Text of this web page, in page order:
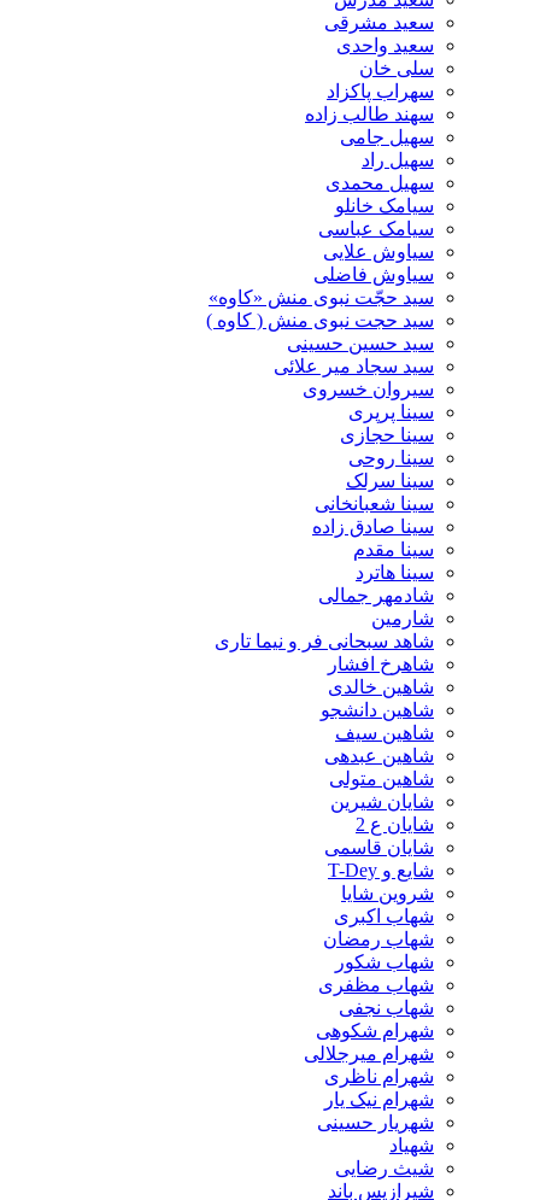
سعید مشرقی
سعید واحدی
سلی خان
سهراب پاکزاد
سهند طالب زاده
سهیل جامی
سهیل راد
سهیل محمدی
سیامک خانلو
سیامک عباسی
سیاوش علایی
سیاوش فاضلی
سید حجّت نبوی منش «کاوه»
سید حجت نبوی منش ( کاوه )
سید حسین حسینى
سید سجاد میر علائی
سیروان خسروی
سینا پرپری
سینا حجازی
سینا روحی
سینا سرلک
سینا شعبانخانی
سینا صادق زاده
سینا مقدم
سینا هاترد
شادمهر جمالی
شارمین
شاهد سبحانی فر و نیما تاری
شاهرخ افشار
شاهین خالدی
شاهین دانشجو
شاهین سیف
شاهین عبدهی
شاهین متولی
شایان شیرین
شایان ع 2
شایان قاسمی
شایع و T-Dey
شروین شایا
شهاب اکبری
شهاب رمضان
شهاب شکور
شهاب مظفری
شهاب نجفی
شهرام شکوهی
شهرام میرجلالی
شهرام ناظری
شهرام نیک یار
شهریار حسینی
شهیاد
شیث رضایی
شیرازیس باند